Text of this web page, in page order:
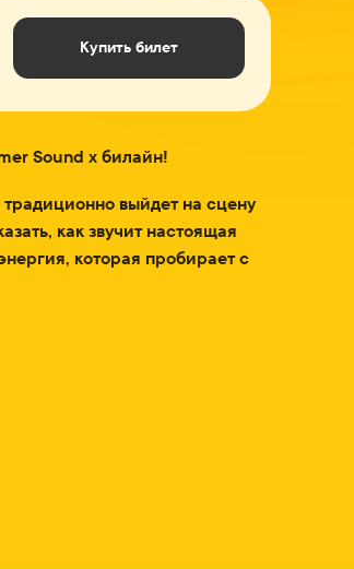
Купить билет
Sound x билайн!
выйдет на сцену
как звучит настоящая
которая пробирает с